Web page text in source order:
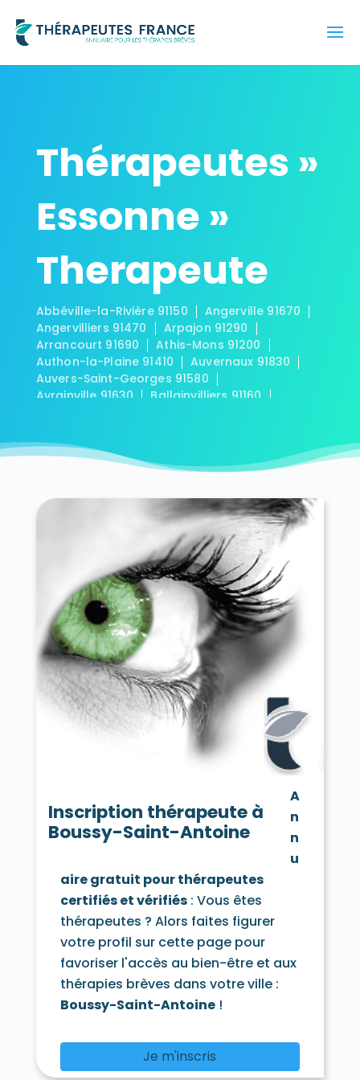
Thérapeutes »
Essonne »
Therapeute
Abbéville-la-Rivière 91150
Angerville 91670
Angervilliers 91470
Arpajon 91290
Arrancourt 91690
Athis-Mons 91200
Authon-la-Plaine 91410
Auvernaux 91830
Auvers-Saint-Georges 91580
Avrainville 91630
Ballainvilliers 91160
Boigneville 91720
Boissy-la-Rivière 91690
Boissy-sous-Saint-Yon 91790
Bondoufle 91070
Boullay-les-Troux 91470
Boussy-Saint-Antoine 91800
Boutervilliers 91150
Boutigny-sur-Essonne 91820
Bouville 91880
Brétigny-sur-Orge 91220
Breuillet 91650
Breux-Jouy 91650
Brières-les-Scellés 91150
Briis-sous-Forges 91640
Brouy 91150
Brunoy 91800
Bruyères-le-Châtel 91680
Buno-Bonnevaux 91720
Bures-sur-Yvette 91440
Cerny 91590
Chalo-Saint-Mars 91780
Chalou-Moulineux 91740
Chamarande 91730
Champcueil 91750
Champmotteux 91150
Cheptainville 91630
Chevannes 91750
Chilly-Mazarin 91380
Congerville-Thionville 91740
Courdimanche-sur-Essonne 91720
Courson-Monteloup 91680
Crosne 91560
Dannemois 91490
D'Huison-Longueville 91590
Dourdan 91410
Draveil 91210
Écharcon 91540
Épinay-sous-Sénart 91860
Épinay-sur-Orge 91360
Estouches 91660
Étampes 91150
Étiolles 91450
Fontaine-la-Rivière 91690
Fontenay-lès-Briis 91640
Inscription thérapeute à
Boussy-Saint-Antoine
A
n
n
u
aire gratuit pour thérapeutes
certifiés et vérifiés: Vous êtes
thérapeutes ? Alors faites figurer
votre profil sur cette page pour
favoriser l'accès au bien-être et aux
thérapies brèves dans votre ville :
Boussy-Saint-Antoine!
Je m'inscris